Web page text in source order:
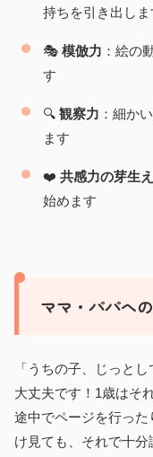
持ちを引き出しま
🎭 模倣力 ：絵の
す
🔍 観察力 ：細か
ます
❤️ 共感力の芽生え
始めます
ママ・パパへ
「うちの子、じっと
大丈夫です！1歳はそ
途中でページを行っ
け見ても、それで十分